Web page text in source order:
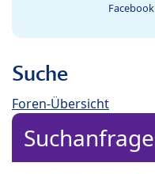
Facebook
Suche
Foren-Übersicht
Suchanfrage